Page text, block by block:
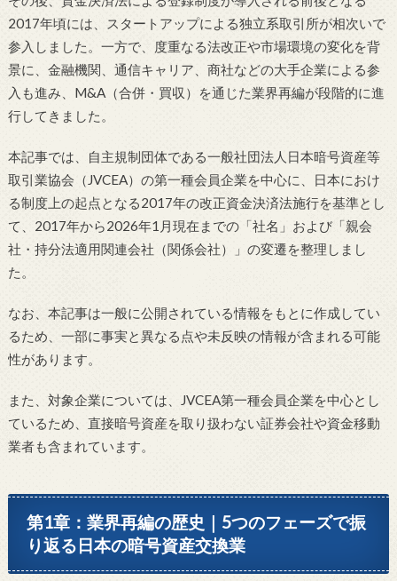
2017年頃には、スタートアップによる独立系取引所が相次いで
参入しました。一方で、度重なる法改正や市場環境の変化を背
景に、金融機関、通信キャリア、商社などの大手企業による参
入も進み、M&A（合併・買収）を通じた業界再編が段階的に進
行してきました。
本記事では、自主規制団体である一般社団法人日本暗号資産等
取引業協会（JVCEA）の第一種会員企業を中心に、日本におけ
る制度上の起点となる2017年の改正資金決済法施行を基準とし
て、2017年から2026年1月現在までの「社名」および「親会
社・持分法適用関連会社（関係会社）」の変遷を整理しまし
た。
なお、本記事は一般に公開されている情報をもとに作成してい
るため、一部に事実と異なる点や未反映の情報が含まれる可能
性があります。
また、対象企業については、JVCEA第一種会員企業を中心とし
ているため、直接暗号資産を取り扱わない証券会社や資金移動
業者も含まれています。
第1章：業界再編の歴史｜5つのフェーズで振
り返る日本の暗号資産交換業